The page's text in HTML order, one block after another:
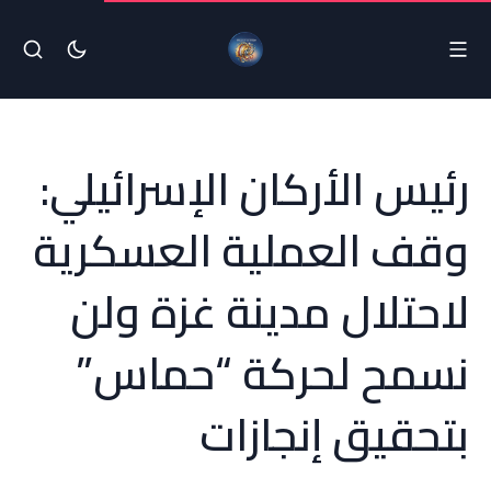
رئيس الأركان الإسرائيلي:
وقف العملية العسكرية
لاحتلال مدينة غزة ولن
نسمح لحركة “حماس”
بتحقيق إنجازات